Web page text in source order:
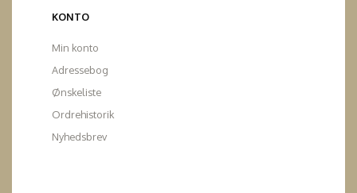
KONTO
Min konto
Adressebog
Ønskeliste
Ordrehistorik
Nyhedsbrev